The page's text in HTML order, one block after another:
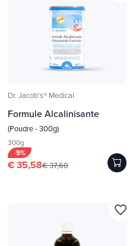
Dr. Jacob's® Medical
Formule Alcalinisante
(Poudre - 300g)
300g
-5%
€ 35,58€ 37,60
favorite_border